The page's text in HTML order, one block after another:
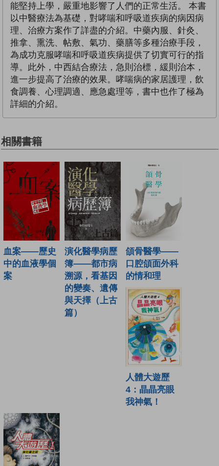
能堅持上學，嚴重地影響了人們的正常生活。 本書
以中醫療法為基礎，對哮喘和呼吸道疾病的病因病
理、治療方案作了詳盡的介紹。中藥內服、針灸、
推拿、熏洗、帖敷、氣功、藥膳等多種治療手段，
為成功克服哮喘和呼吸道疾病提供了切實可行的指
導。此外，中西結合療法，急則治標，緩則治本，
進一步提高了治療的效果。哮喘病的家居護理，飲
食調養、心理調適、應急處理等，書中也作了極為
詳細的介紹。
相關書籍
血案——歷史
中的血液學個
案
演化醫學病歷
簿——都市病
溯源，看基因
的變奏、遺傳
與天擇（上古
篇）
頜骨醫學——
口腔頜面外科
的情和理
人體大遊歷
4：晶晶亮眼
我神氣！